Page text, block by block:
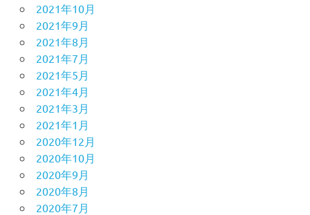
2021年10月
2021年9月
2021年8月
2021年7月
2021年5月
2021年4月
2021年3月
2021年1月
2020年12月
2020年10月
2020年9月
2020年8月
2020年7月